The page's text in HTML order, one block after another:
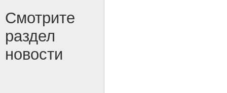
Смотрите
раздел
новости